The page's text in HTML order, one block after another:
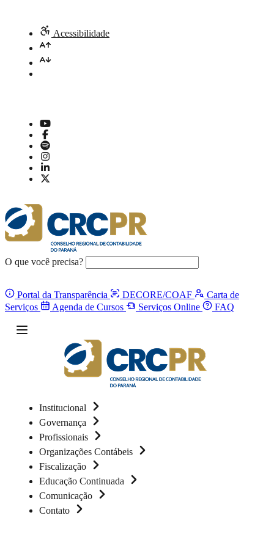
Acessibilidade
O que você precisa?
Portal da Transparência DECORE/COAF
Carta de
Serviços
Agenda de Cursos Serviços Online FAQ
Institucional
Governança
Profissionais
Organizações Contábeis
Fiscalização
Educação Continuada
Comunicação
Contato